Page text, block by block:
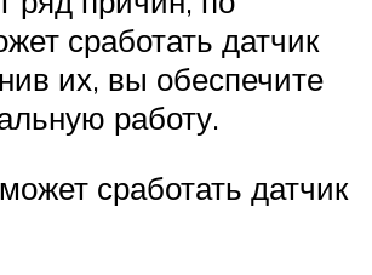
сработать датчик
их, вы обеспечите
работу.
сработать датчик